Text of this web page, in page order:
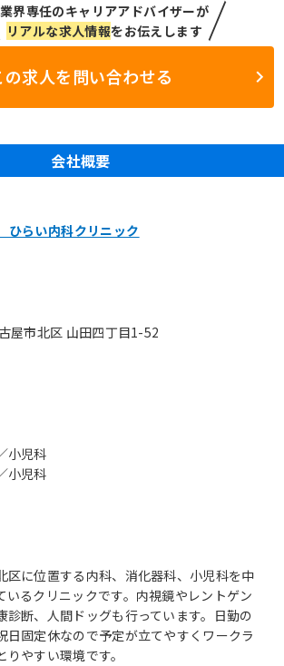
業界専任のキャリアアドバイザーが
リアルな求人情報をお伝えします
の求人を問い合わせる
会社概要
らい内科クリニック
屋市北区 山田四丁目1-52
小児科
小児科
区に位置する内科、消化器科、小児科を中
いるクリニックです。内視鏡やレントゲン
診断、人間ドッグも行っています。日勤の
日固定休なので予定が立てやすくワークラ
やすい環境です。